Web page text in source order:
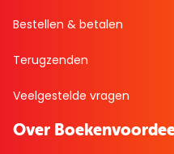
Bestellen & betalen
Terugzenden
Veelgestelde vragen
Over